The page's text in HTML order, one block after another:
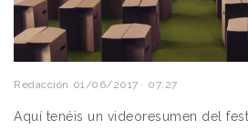
Redacción 01/06/2017 · 07:27
Aquí tenéis un videoresumen del